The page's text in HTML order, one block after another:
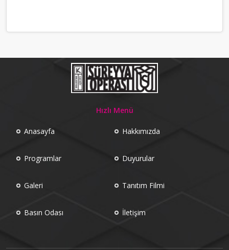
Hızlı Menü
Anasayfa Hakkımızda
Programlar Duyurular
Galeri Tanıtım Filmi
Basın Odası İletişim